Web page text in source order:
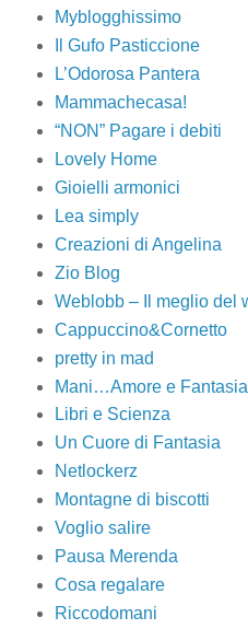
Myblogghissimo
Il Gufo Pasticcione
L’Odorosa Pantera
Mammachecasa!
“NON” Pagare i debiti
Lovely Home
Gioielli armonici
Lea simply
Creazioni di Angelina
Zio Blog
Weblobb – Il meglio del
Cappuccino&Cornetto
pretty in mad
Mani…Amore e Fantasia
Libri e Scienza
Un Cuore di Fantasia
Netlockerz
Montagne di biscotti
Voglio salire
Pausa Merenda
Cosa regalare
Riccodomani